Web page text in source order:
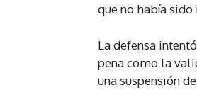
que no había
La defensa
pena como la
una suspensión